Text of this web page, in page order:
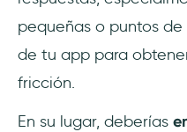
pequeñas o puntos
de tu app para
fricción.
En su lugar, deberías